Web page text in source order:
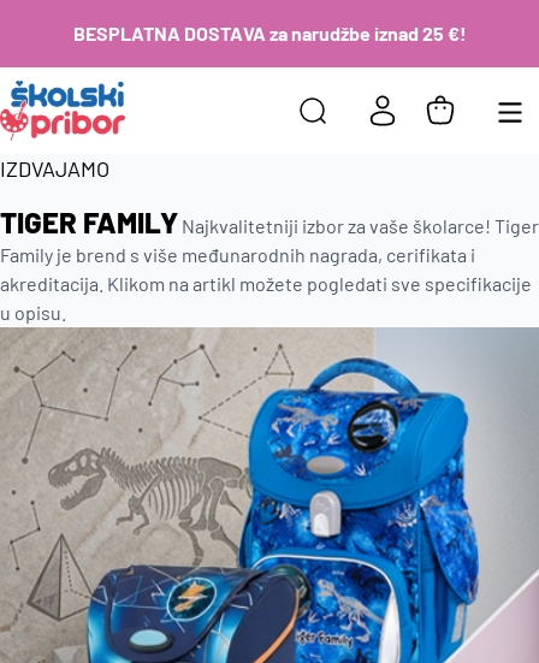
BESPLATNA DOSTAVA za narudžbe iznad 25 €!
IZDVAJAMO
TIGER FAMILY Najkvalitetniji izbor za vaše školarce! Tiger
Family je brend s više međunarodnih nagrada, cerifikata i
akreditacija. Klikom na artikl možete pogledati sve specifikacije
u opisu.